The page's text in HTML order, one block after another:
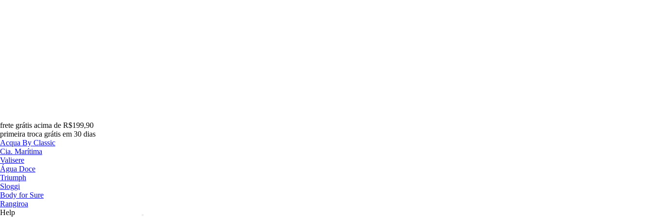
frete grátis acima de R$199,90
primeira troca grátis em 30 dias
Acqua By Classic
Cia. Marítima
Valisere
Água Doce
Triumph
Sloggi
Body for Sure
Rangiroa
Help